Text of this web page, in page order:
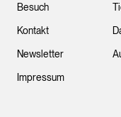
Besuch
Kontakt
Newsletter
Impressum